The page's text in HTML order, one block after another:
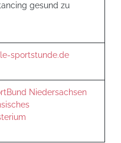
gesund zu
sportstunde.de
Niedersachsen